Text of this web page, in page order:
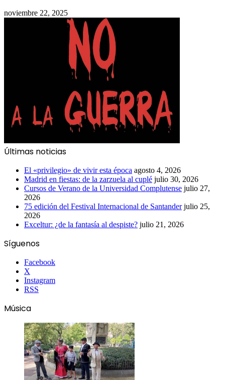
noviembre 22, 2025
Últimas noticias
El «privilegio» de vivir esta época agosto 4, 2026
Madrid en fiestas: de la zarzuela al cuplé julio 30, 2026
Cursos de Verano de la Universidad Complutense julio 27,
2026
75 edición del Festival Internacional de Santander julio 25,
2026
Exceltur: ¿de la fantasía al despiste? julio 21, 2026
Síguenos
Facebook
X
Instagram
RSS
Música